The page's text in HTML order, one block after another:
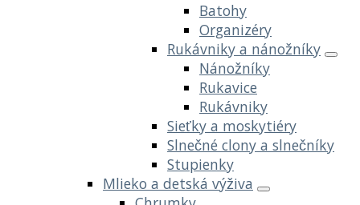
Batohy
Organizéry
Rukávniky a nánožníky
Nánožníky
Rukavice
Rukávniky
Sieťky a moskytiéry
Slnečné clony a slnečníky
Stupienky
Mlieko a detská výživa